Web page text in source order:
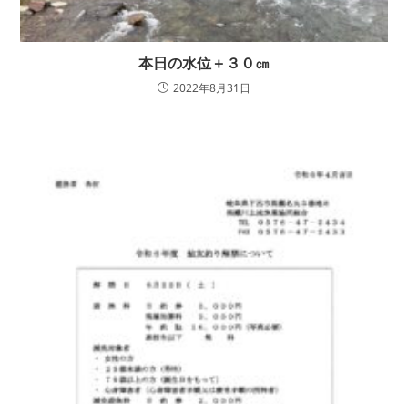
本日の水位＋３０㎝
2022年8月31日